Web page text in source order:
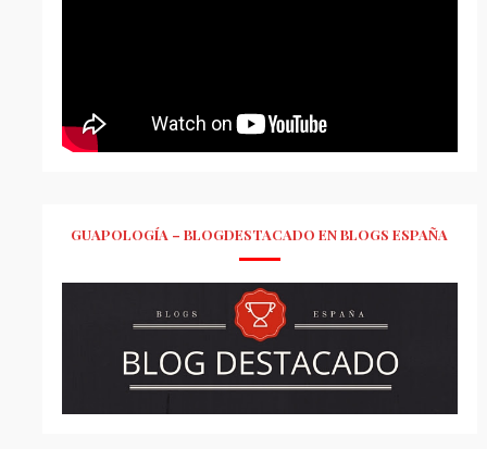
GUAPOLOGÍA – BLOGDESTACADO EN BLOGS ESPAÑA